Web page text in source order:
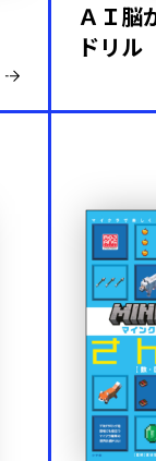
ＡＩ脳
ドリル